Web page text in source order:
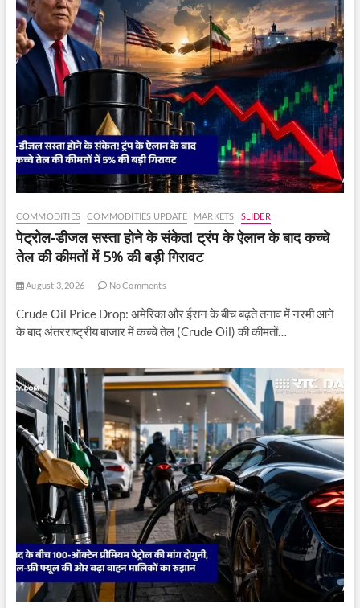
सबूत
नहीं
हैं।”
COMMODITIES COMMODITIES UPDATE MARKETS SLIDER
पेट्रोल-डीजल सस्ता होने के संकेत! ट्रंप के ऐलान के बाद कच्चे
तेल की कीमतों में 5% की बड़ी गिरावट
August 3, 2026 No Comments
Crude Oil Price Drop: अमेरिका और ईरान के बीच बढ़ते तनाव में नरमी आने
के बाद अंतरराष्ट्रीय बाजार में कच्चे तेल (Crude Oil) की कीमतों…